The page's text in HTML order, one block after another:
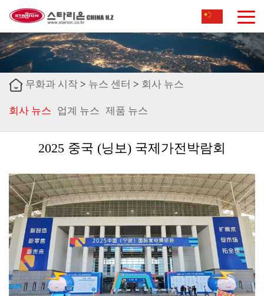
뉴스 센터
무화과 시작 > 뉴스 센터 > 회사 뉴스
회사 뉴스 업계 뉴스 제품 뉴스
2025 중국 (닝보) 국제가전박람회